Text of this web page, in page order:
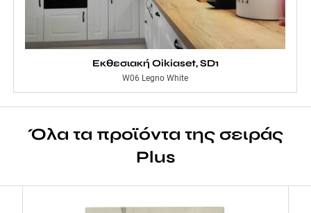
Εκθεσιακή Oikiaset, SD1
W06 Legno White
Όλα τα προϊόντα της σειράς
Plus